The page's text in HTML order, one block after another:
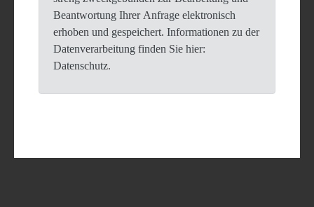
Beantwortung Ihrer Anfrage elektronisch
erhoben und gespeichert. Informationen zu der
Datenverarbeitung finden Sie hier:
Datenschutz.